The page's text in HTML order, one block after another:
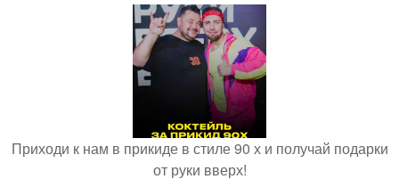
Приходи к нам в прикиде в стиле 90 х и получай подарки
от руки вверх!